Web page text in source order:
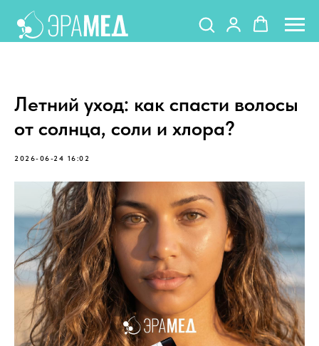
Летний уход: как спасти волосы
от солнца, соли и хлора?
2026-06-24 16:02